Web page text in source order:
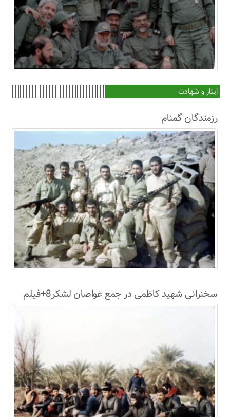
ایثار و شهادت
رزمندگان گمنام
سخنرانی شهید کاظمی در جمع غواصان لشکر8+فیلم